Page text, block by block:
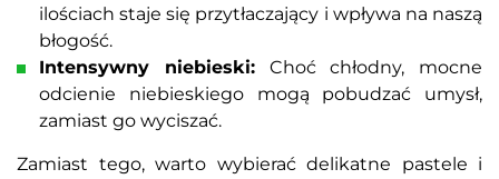
ilościach staje się przytłaczający i wpływa na naszą
błogość.
Intensywny niebieski:Choć chłodny, mocne
odcienie niebieskiego mogą pobudzać umysł,
zamiast go wyciszać.
Zamiast tego, warto wybierać delikatne pastele i